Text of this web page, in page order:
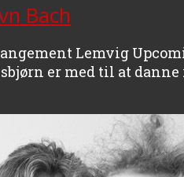
Bach
Lemvig
er med til at